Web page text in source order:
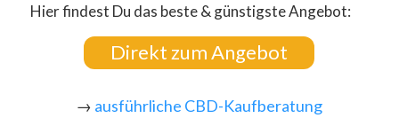
Hier findest Du das beste & günstigste Angebot:
Direkt zum Angebot
→ ausführliche CBD-Kaufberatung